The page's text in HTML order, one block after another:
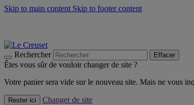
Skip to main content Skip to footer content
Rechercher Effacer
Êtes vous sûr de vouloir changer de site ?
Votre panier sera vide sur le nouveau site. Mais ne vous
Rester ici
Changer de site